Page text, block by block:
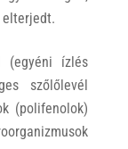
elterjedt.
(egyéni ízlés
szőlőlevél
(polifenolok)